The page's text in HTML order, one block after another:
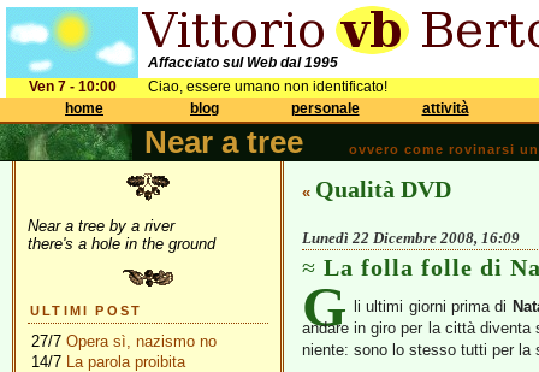
Affacciato sul Web dal 1995
Ven 7 - 10:00
Ciao, essere umano non identificato!
home
blog personale attività
Near a tree ovvero come rovinarsi
Near a tree by a river
there's a hole in the ground
ULTIMI POST
27/7 Opera sì, nazismo no
14/7 La parola proibita
« Qualità DVD
Lunedì 22 Dicembre 2008, 16:09
La folla folle di
G li ultimi giorni prima di
andare in giro per la città diventa
niente: sono lo stesso tutti per la